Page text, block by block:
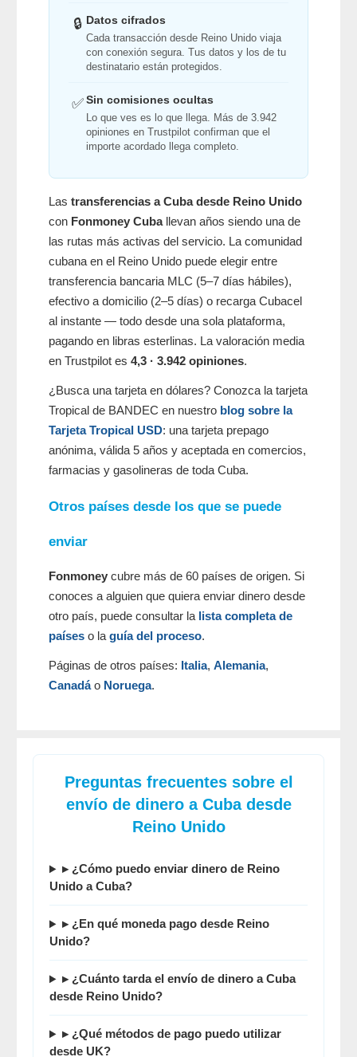
🔒 Datos cifrados
Cada transacción desde Reino Unido viaja
con conexión segura. Tus datos y los de tu
destinatario están protegidos.
✅ Sin comisiones ocultas
Lo que ves es lo que llega. Más de 3.942
opiniones en Trustpilot confirman que el
importe acordado llega completo.
Las transferencias a Cuba desde Reino Unido
con Fonmoney Cuballevan años siendo una de
las rutas más activas del servicio. La comunidad
cubana en el Reino Unido puede elegir entre
transferencia bancaria MLC (5–7 días hábiles),
efectivo a domicilio (2–5 días) o recarga Cubacel
al instante — todo desde una sola plataforma,
pagando en libras esterlinas. La valoración media
en Trustpilot es 4,3 · 3.942 opiniones.
¿Busca una tarjeta en dólares? Conozca la tarjeta
Tropical de BANDEC en nuestro blog sobre la
Tarjeta Tropical USD: una tarjeta prepago
anónima, válida 5 años y aceptada en comercios,
farmacias y gasolineras de toda Cuba.
Otros países desde los que se puede
enviar
Fonmoney cubre más de 60 países de origen. Si
conoces a alguien que quiera enviar dinero desde
otro país, puede consultar la lista completa de
países o la guía del proceso.
Páginas de otros países: Italia, Alemania,
Canadáo Noruega.
Preguntas frecuentes sobre el
envío de dinero a Cuba desde
Reino Unido
▸ ¿Cómo puedo enviar dinero de Reino
Unido a Cuba?
▸ ¿En qué moneda pago desde Reino
Unido?
▸ ¿Cuánto tarda el envío de dinero a Cuba
desde Reino Unido?
▸ ¿Qué métodos de pago puedo utilizar
desde UK?